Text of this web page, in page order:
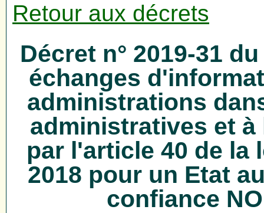
Retour aux décrets
Décret n° 2019-31
échanges
administrations
administratives et
par l'article 40 de la
2018 pour un Etat
confiance